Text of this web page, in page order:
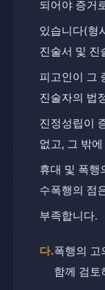
되어야 증거
있습니다(형
진술서 및 진
피고인이 그
진술자의 법
진정성립이
없고, 그 밖
휴대 및 폭행
수폭행의 점
부족합니다.
다.폭행의 고
함께 검토